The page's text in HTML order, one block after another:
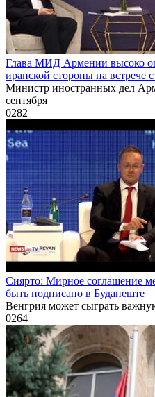
Глава МИД Армении высоко
иранской стороны на
Министр иностранных дел
сентября
0282
Сиярто: Мирное соглашение
быть подписано в Будапеште
Венгрия может сыграть
0264